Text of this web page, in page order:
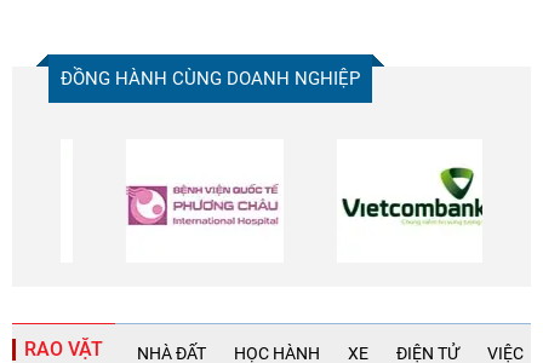
ĐỒNG HÀNH CÙNG DOANH NGHIỆP
RAO VẶT NHÀ ĐẤT HỌC HÀNH XE ĐIỆN TỬ VIỆC